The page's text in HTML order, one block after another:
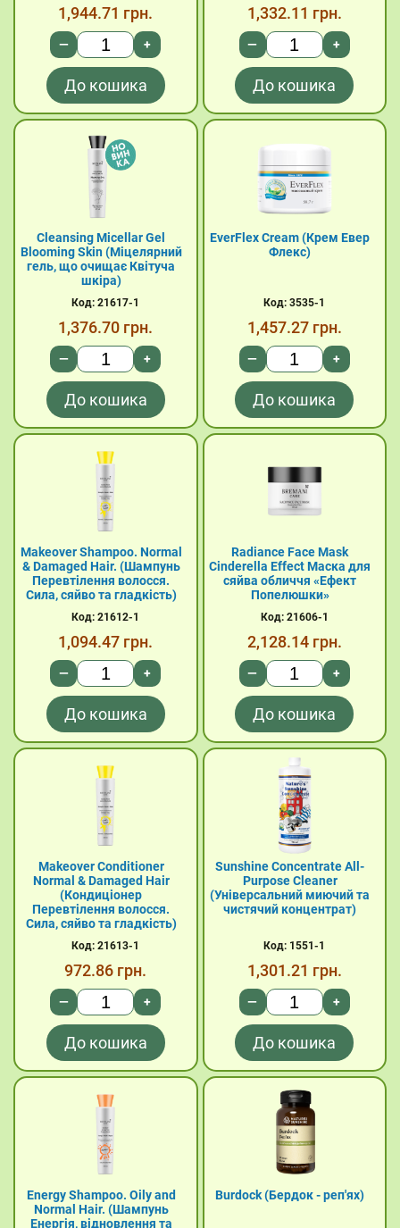
1,944.71 грн.
— +
До кошика
1,332.11 грн.
— +
До кошика
Cleansing Micellar Gel
Blooming Skin (Міцелярний
гель, що очищає Квітуча
шкіра)
Код: 21617-1
1,376.70 грн.
— +
До кошика
EverFlex Cream (Крем Евер
Флекс)
Код: 3535-1
1,457.27 грн.
— +
До кошика
Makeover Shampoo. Normal
& Damaged Hair. (Шампунь
Перевтілення волосся.
Сила, сяйво та гладкість)
Код: 21612-1
1,094.47 грн.
— +
До кошика
Radiance Face Mask
Cinderella Effect Маска для
сяйва обличчя «Ефект
Попелюшки»
Код: 21606-1
2,128.14 грн.
— +
До кошика
Makeover Conditioner
Normal & Damaged Hair
(Кондиціонер
Перевтілення волосся.
Сила, сяйво та гладкість)
Код: 21613-1
972.86 грн.
— +
До кошика
Sunshine Concentrate All-
Purpose Cleaner
(Універсальний миючий та
чистячий концентрат)
Код: 1551-1
1,301.21 грн.
— +
До кошика
Energy Shampoo. Oily and
Normal Hair. (Шампунь
Енергія, відновлення та
Burdock (Бердок - реп'ях)